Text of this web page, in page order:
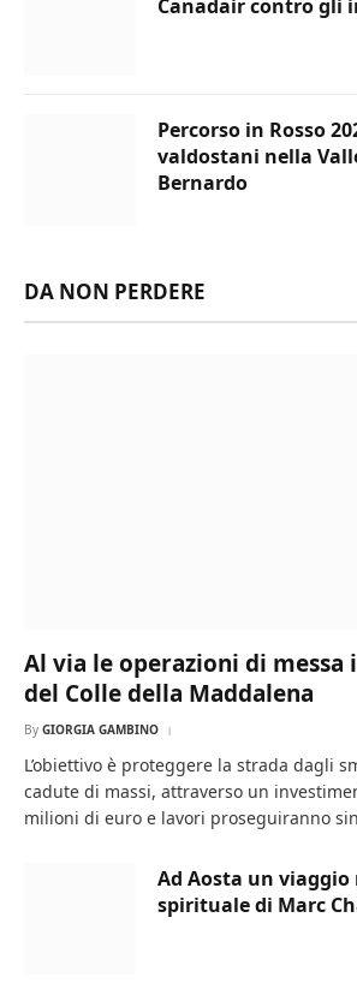
Canadair contro gli
Percorso in Rosso
valdostani nella
Bernardo
DA NON PERDERE
Al via le operazioni di messa
del Colle della Maddalena
By GIORGIA GAMBINO
L’obiettivo è proteggere la strada dagli
cadute di massi, attraverso un
milioni di euro e lavori proseguiranno
Ad Aosta un viaggio
spirituale di Marc